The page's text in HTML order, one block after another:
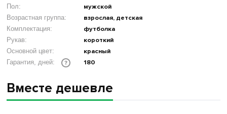
Пол: мужской
Возрастная группа: взрослая, детская
Комплектация: футболка
Рукав: короткий
Основной цвет: красный
Гарантия, дней: ? 180
Вместе дешевле